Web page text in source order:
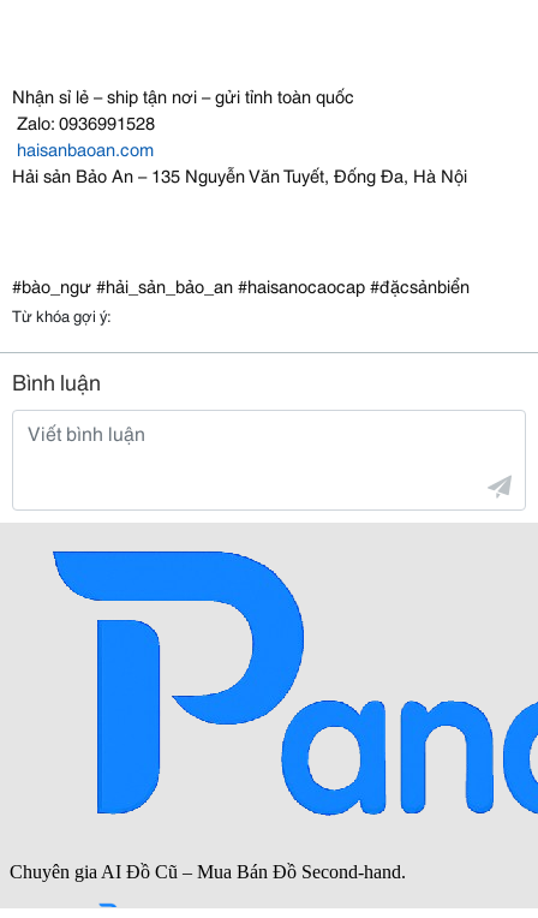
Nhận sỉ lẻ – ship tận nơi – gửi tỉnh toàn quốc
Zalo: 0936991528
haisanbaoan.com
Hải sản Bảo An – 135 Nguyễn Văn Tuyết, Đống Đa, Hà Nội
#bào_ngư #hải_sản_bảo_an #haisanocaocap #đặcsảnbiển
Từ khóa gợi ý:
Bình luận